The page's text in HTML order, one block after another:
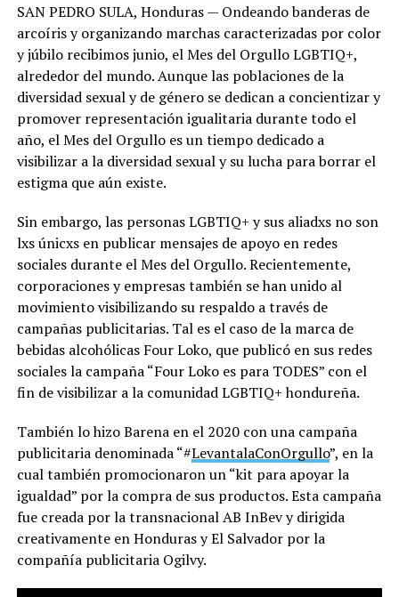
SAN PEDRO SULA, Honduras — Ondeando banderas de
arcoíris y organizando marchas caracterizadas por color
y júbilo recibimos junio, el Mes del Orgullo LGBTIQ+,
alrededor del mundo. Aunque las poblaciones de la
diversidad sexual y de género se dedican a concientizar y
promover representación igualitaria durante todo el
año, el Mes del Orgullo es un tiempo dedicado a
visibilizar a la diversidad sexual y su lucha para borrar el
estigma que aún existe.
Sin embargo, las personas LGBTIQ+ y sus aliadxs no son
lxs únicxs en publicar mensajes de apoyo en redes
sociales durante el Mes del Orgullo. Recientemente,
corporaciones y empresas también se han unido al
movimiento visibilizando su respaldo a través de
campañas publicitarias. Tal es el caso de la marca de
bebidas alcohólicas Four Loko, que publicó en sus redes
sociales la campaña “Four Loko es para TODES” con el
fin de visibilizar a la comunidad LGBTIQ+ hondureña.
También lo hizo Barena en el 2020 con una campaña
publicitaria denominada “#LevantalaConOrgullo”, en la
cual también promocionaron un “kit para apoyar la
igualdad” por la compra de sus productos. Esta campaña
fue creada por la transnacional AB InBev y dirigida
creativamente en Honduras y El Salvador por la
compañía publicitaria Ogilvy.